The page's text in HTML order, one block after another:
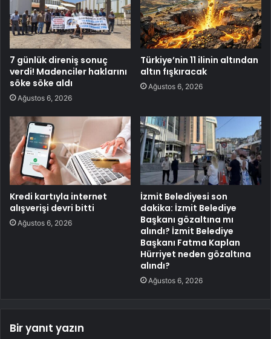
7 günlük direniş sonuç
verdi! Madenciler haklarını
söke söke aldı
Ağustos 6, 2026
Türkiye’nin 11 ilinin altından
altın fışkıracak
Ağustos 6, 2026
Kredi kartıyla internet
alışverişi devri bitti
Ağustos 6, 2026
İzmit Belediyesi son
dakika: İzmit Belediye
Başkanı gözaltına mı
alındı? İzmit Belediye
Başkanı Fatma Kaplan
Hürriyet neden gözaltına
alındı?
Ağustos 6, 2026
Bir yanıt yazın